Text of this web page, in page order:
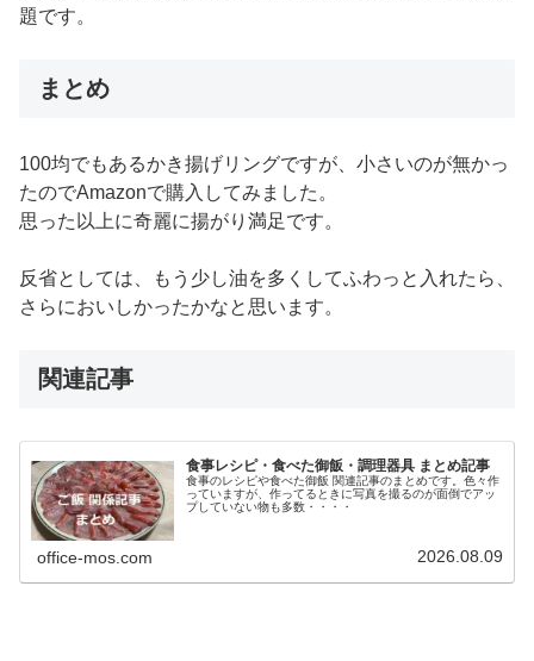
題です。
まとめ
100均でもあるかき揚げリングですが、小さいのが無かっ
たのでAmazonで購入してみました。
思った以上に奇麗に揚がり満足です。
反省としては、もう少し油を多くしてふわっと入れたら、
さらにおいしかったかなと思います。
関連記事
食事レシピ・食べた御飯・調理器具 まとめ記事
食事のレシピや食べた御飯 関連記事のまとめです。色々作
っていますが、作ってるときに写真を撮るのが面倒でアッ
プしていない物も多数・・・・
office-mos.com 2026.08.09